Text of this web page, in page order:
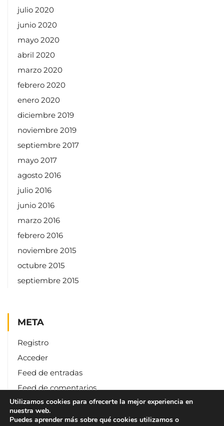
julio 2020
junio 2020
mayo 2020
abril 2020
marzo 2020
febrero 2020
enero 2020
diciembre 2019
noviembre 2019
septiembre 2017
mayo 2017
agosto 2016
julio 2016
junio 2016
marzo 2016
febrero 2016
noviembre 2015
octubre 2015
septiembre 2015
META
Registro
Acceder
Feed de entradas
Feed de comentarios
WordPress.org
Utilizamos cookies para ofrecerte la mejor experiencia en
nuestra web.
Puedes aprender más sobre qué cookies utilizamos o